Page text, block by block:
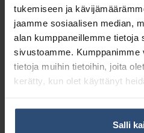
tukemiseen ja
jaamme sosiaalisen median,
alan kumppaneillemme tietoja
sivustoamme. Kumppanimme
tietoja muihin tietoihin, joita
kerätty, kun olet käyttänyt
Salli
Yhteensä: 2,42 €
Tuotetunnus (SKU):39261